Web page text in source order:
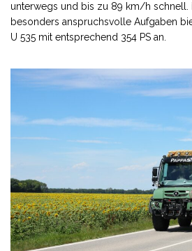
unterwegs und bis zu 89 km/h schnell.
besonders anspruchsvolle Aufgaben
U 535 mit entsprechend 354 PS an.